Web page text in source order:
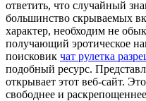
ответить, что случайный
большинство скрываемых
характер, необходим не
получающий эротическое
поисковик чат рулетка
подобный ресурс.
открывает этот веб-сайт.
свободнее и